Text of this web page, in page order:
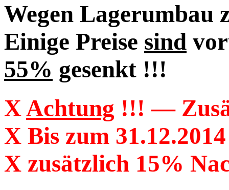
Wegen Lagerumbau
Einige Preise sind
55% gesenkt !!!
XAchtung !!! —
X Bis zum
X zusätzlich 15%